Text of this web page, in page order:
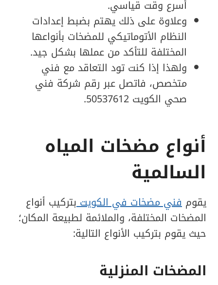
أسرع وقت قياسي.
وعلاوة على ذلك يهتم بضبط إعدادات
النظام الأتوماتيكي للمضخات بأنواعها
المختلفة للتأكد من عملها بشكل جيد.
ولهذا إذا كنت تود التعاقد مع فني
متخصص، فاتصل عبر رقم شركة فني
صحي الكويت 50537612.
أنواع مضخات المياه
السالمية
يقوم فني مضخات في الكويتبتركيب أنواع
المضخات المختلفة، والملائمة لطبيعة المكان؛
حيث يقوم بتركيب الأنواع التالية:
المضخات المنزلية